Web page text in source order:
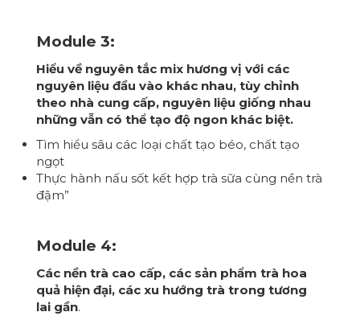
Module 3:
Hiểu về nguyên tắc mix hương vị với các
nguyên liệu đầu vào khác nhau, tùy chỉnh
theo nhà cung cấp, nguyên liệu giống nhau
những vẫn có thể tạo độ ngon khác biệt.
Tìm hiểu sâu các loại chất tạo béo, chất tạo
ngọt
Thực hành nấu sốt kết hợp trà sữa cùng nền trà
đậm”
Module 4:
Các nền trà cao cấp, các sản phẩm trà hoa
quả hiện đại, các xu hướng trà trong tương
lai gần.